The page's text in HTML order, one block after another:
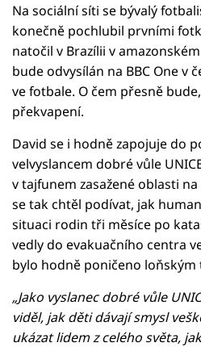
Na sociální síti se bývalý
konečně pochlubil prvními
natočil v Brazílii v
bude odvysílán na BBC One v
ve fotbale. O čem přesně
překvapení.
David se i hodně zapojuje do
velvyslancem dobré vůle
v tajfunem zasažené oblasti
se tak chtěl podívat, jak
situaci rodin tři měsíce po
vedly do evakuačního centra
bylo hodně poničeno loňským
„Jako vyslanec dobré vůle
viděl, jak děti dávají smysl
ukázat lidem z celého světa,